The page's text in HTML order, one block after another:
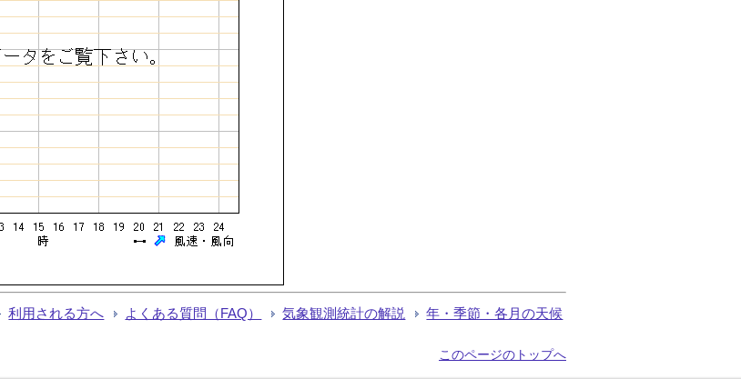
利用される方へ よくある質問（FAQ） 気象観測統計の解説 年・季節・各月の天候
このページのトップへ